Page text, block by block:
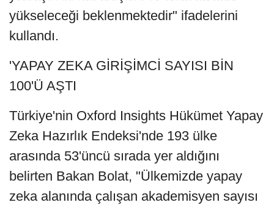
yükseleceği beklenmektedir" ifadelerini
kullandı.
'YAPAY ZEKA GİRİŞİMCİ SAYISI BİN
100'Ü AŞTI
Türkiye'nin Oxford Insights Hükümet Yapay
Zeka Hazırlık Endeksi'nde 193 ülke
arasında 53'üncü sırada yer aldığını
belirten Bakan Bolat, "Ülkemizde yapay
zeka alanında çalışan akademisyen sayısı